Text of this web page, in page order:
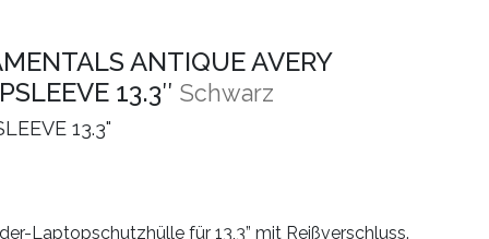
ANTIQUE AVERY
13.3″ Schwarz
13.3"
Laptopschutzhülle für 13,3” mit Reißverschluss.